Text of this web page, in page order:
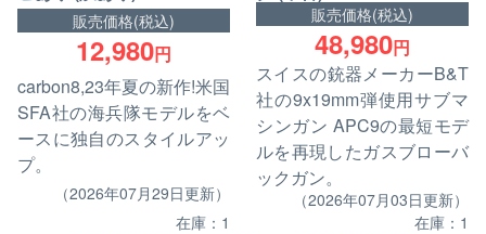
販売価格(税込)
12,980円
carbon8,23年夏の新作!米国
SFA社の海兵隊モデルをベ
ースに独自のスタイルアッ
プ。
（2026年07月29日更新）
在庫：1
販売価格(税込)
48,980円
スイスの銃器メーカーB&T
社の9x19mm弾使用サブマ
シンガン APC9の最短モデ
ルを再現したガスブローバ
ックガン。
（2026年07月03日更新）
在庫：1